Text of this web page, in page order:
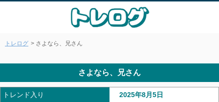
トレログ > さよなら、兄さん
さよなら、兄さん
トレンド入り
2025年8月5日